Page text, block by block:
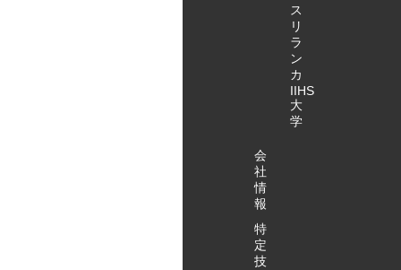
ス
リ
ラ
ン
カ
IIHS
大
学
会
社
情
報
特
定
技